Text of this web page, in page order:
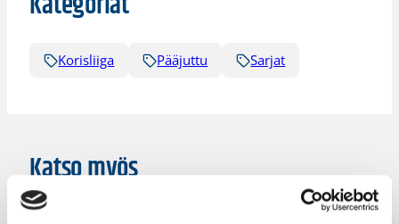
Korisliiga Pääjuttu Sarjat
Katso myös